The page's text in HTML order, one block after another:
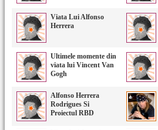
Viata Lui Alfonso
Herrera
Ultimele momente din
viata lui Vincent Van
Gogh
Alfonso Herrera
Rodrigues Si
Proiectul RBD